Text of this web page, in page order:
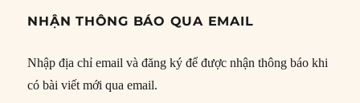
NHẬN THÔNG BÁO QUA EMAIL
Nhập địa chỉ email và đăng ký để được nhận thông báo khi
có bài viết mới qua email.